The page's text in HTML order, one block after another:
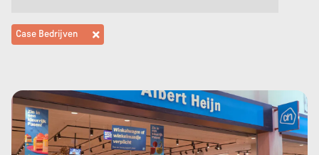
Case Bedrijven